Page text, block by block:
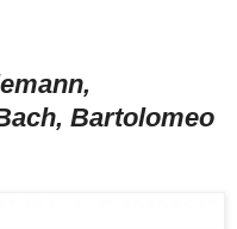
Bartolomeo